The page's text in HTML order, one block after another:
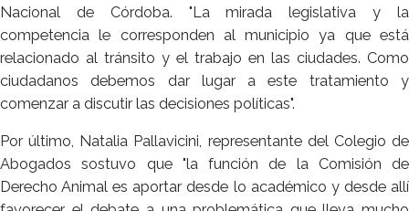
Nacional de Córdoba. "La mirada legislativa y la
competencia le corresponden al municipio ya que está
relacionado al tránsito y el trabajo en las ciudades. Como
ciudadanos debemos dar lugar a este tratamiento y
comenzar a discutir las decisiones políticas".
Por último, Natalia Pallavicini, representante del Colegio de
Abogados sostuvo que "la función de la Comisión de
Derecho Animal es aportar desde lo académico y desde allí